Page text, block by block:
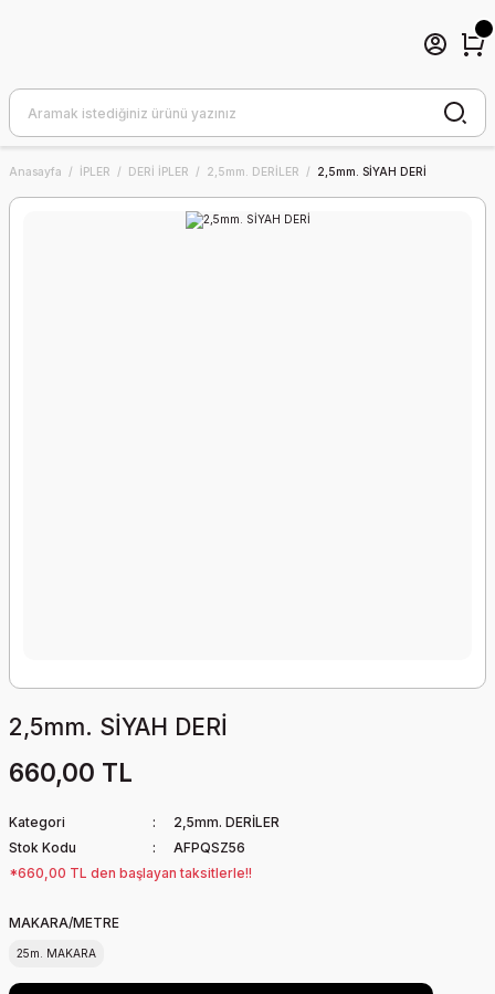
Anasayfa İPLER DERİ İPLER 2,5mm. DERİLER 2,5mm. SİYAH DERİ
2,5mm. SİYAH DERİ
660,00 TL
Kategori
2,5mm. DERİLER
Stok Kodu
AFPQSZ56
*660,00 TL den başlayan taksitlerle!!
MAKARA/METRE
25m. MAKARA